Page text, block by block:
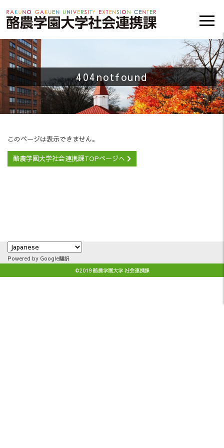
404notfound
このページは表示できません。
酪農学園大学社会連携課TOPページへ
Powered by Google翻訳
©2019 酪農学園大学 社会連携課